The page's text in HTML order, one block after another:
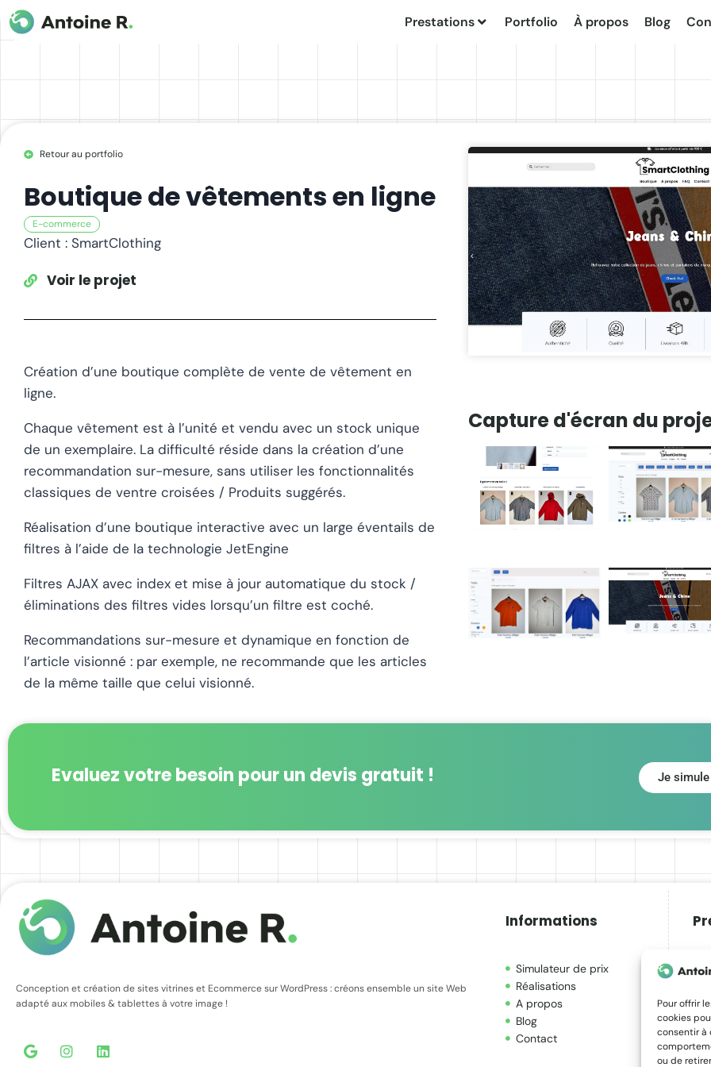
Pour offrir
cookies
consentir à
ou de
Prestations Portfolio À propos Blog
Retour au portfolio
Boutique de vêtements en ligne
E-commerce
Client : SmartClothing
Voir le projet
Création d’une boutique complète de vente de vêtement en
ligne.
Chaque vêtement est à l’unité et vendu avec un stock unique
de un exemplaire. La difficulté réside dans la création d’une
recommandation sur-mesure, sans utiliser les fonctionnalités
classiques de ventre croisées / Produits suggérés.
Réalisation d’une boutique interactive avec un large éventails de
filtres à l’aide de la technologie JetEngine
Filtres AJAX avec index et mise à jour automatique du stock /
éliminations des filtres vides lorsqu’un filtre est coché.
Recommandations sur-mesure et dynamique en fonction de
l’article visionné : par exemple, ne recommande que les articles
de la même taille que celui visionné.
Capture d'écran du
Evaluez votre besoin pour un devis gratuit ! Je
Conception et création de sites vitrines et Ecommerce sur WordPress : créons ensemble un site Web
adapté aux mobiles & tablettes à votre image !
Informations
Simulateur de prix
Réalisations
A propos
Blog
Contact